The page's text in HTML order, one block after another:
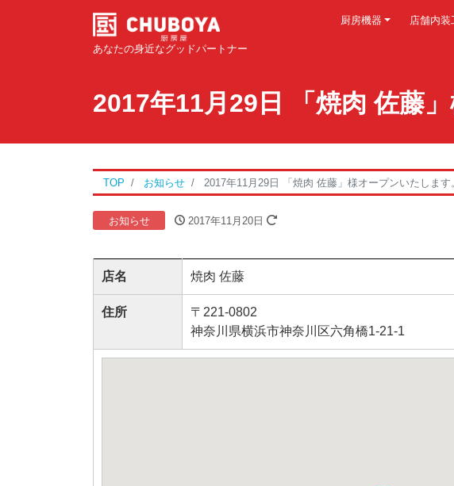
あなたの身近なグッドパートナー
厨房機器 店舗内装
2017年11月29日 「焼肉 佐藤
TOP お知らせ 2017年11月29日 「焼肉 佐藤」様オープンいたします
お知らせ 2017年11月20日
店名 焼肉 佐藤
住所
〒221-0802
神奈川県横浜市神奈川区六角橋1-21-1